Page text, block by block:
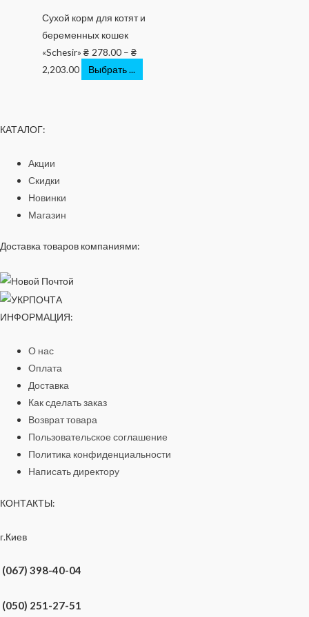
Сухой корм для котят и
беременных кошек
«Schesir»₴ 278.00 –₴
2,203.00
Выбрать ...
КАТАЛОГ:
Акции
Скидки
Новинки
Магазин
Доставка товаров компаниями:
ИНФОРМАЦИЯ:
О нас
Оплата
Доставка
Как сделать заказ
Возврат товара
Пользовательское соглашение
Политика конфиденциальности
Написать директору
КОНТАКТЫ:
г.Киев
(067) 398-40-04
(050) 251-27-51